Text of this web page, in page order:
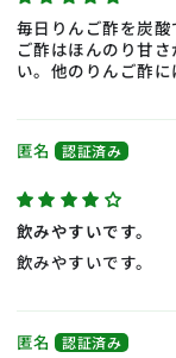
毎日りんご酢を炭
ご酢はほんのり甘
い。他のりんご酢に
匿名
飲みやすいです。
飲みやすいです。
匿名